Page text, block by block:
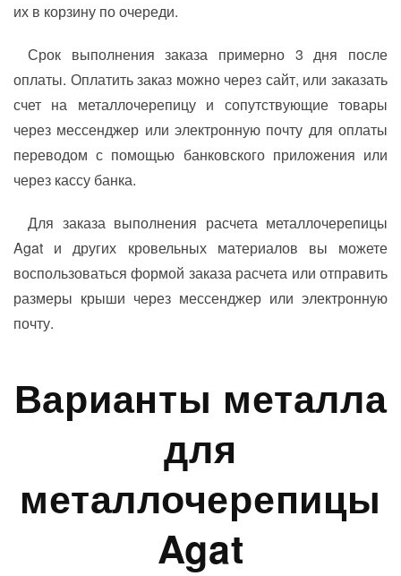
их в корзину по очереди.
Срок выполнения заказа примерно 3 дня после
оплаты. Оплатить заказ можно через сайт, или заказать
счет на металлочерепицу и сопутствующие товары
через мессенджер или электронную почту для оплаты
переводом с помощью банковского приложения или
через кассу банка.
Для заказа выполнения расчета металлочерепицы
Agat и других кровельных материалов вы можете
воспользоваться формой заказа расчета или отправить
размеры крыши через мессенджер или электронную
почту.
Варианты металла
для
металлочерепицы
Agat